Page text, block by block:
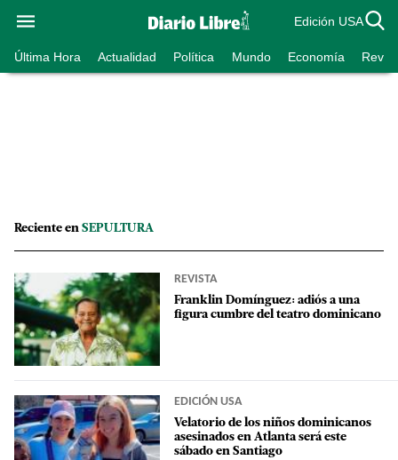
Edición USA
Última Hora Actualidad Política Mundo Economía
Reciente en SEPULTURA
REVISTA
Franklin Domínguez: adiós a una
figura cumbre del teatro dominicano
EDICIÓN USA
Velatorio de los niños dominicanos
asesinados en Atlanta será este
sábado en Santiago